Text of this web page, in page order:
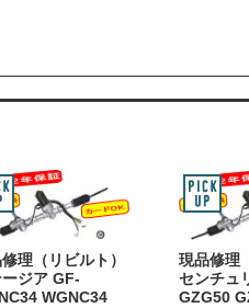
理（リビルト）
ージア GF-
WGNC34
現品修理
センチュ
GZG50